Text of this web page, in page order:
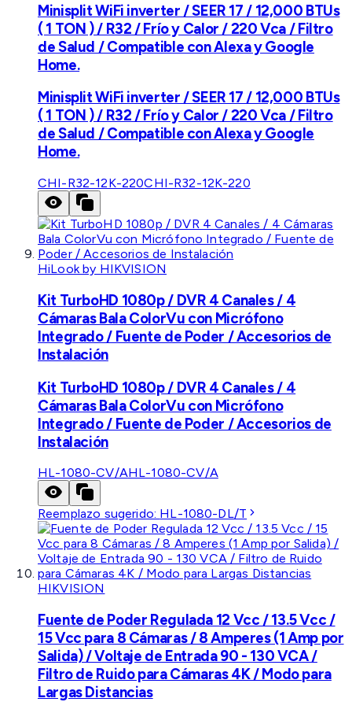
Minisplit WiFi inverter / SEER 17 / 12,000 BTUs
( 1 TON ) / R32 / Frío y Calor / 220 Vca / Filtro
de Salud / Compatible con Alexa y Google
Home.
Minisplit WiFi inverter / SEER 17 / 12,000 BTUs
( 1 TON ) / R32 / Frío y Calor / 220 Vca / Filtro
de Salud / Compatible con Alexa y Google
Home.
CHI-R32-12K-220CHI-R32-12K-220
HiLook by HIKVISION
Kit TurboHD 1080p / DVR 4 Canales / 4
Cámaras Bala ColorVu con Micrófono
Integrado / Fuente de Poder / Accesorios de
Instalación
Kit TurboHD 1080p / DVR 4 Canales / 4
Cámaras Bala ColorVu con Micrófono
Integrado / Fuente de Poder / Accesorios de
Instalación
HL-1080-CV/AHL-1080-CV/A
Reemplazo sugerido: HL-1080-DL/T
HIKVISION
Fuente de Poder Regulada 12 Vcc / 13.5 Vcc /
15 Vcc para 8 Cámaras / 8 Amperes (1 Amp por
Salida) / Voltaje de Entrada 90 - 130 VCA /
Filtro de Ruido para Cámaras 4K / Modo para
Largas Distancias